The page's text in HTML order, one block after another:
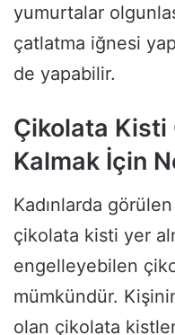
yumurtalar
çatlatma iğnesi
de yapabilir.
Çikolata Kisti
Kalmak İçin
Kadınlarda görülen
çikolata kisti yer
engelleyebilen
mümkündür.
olan çikolata